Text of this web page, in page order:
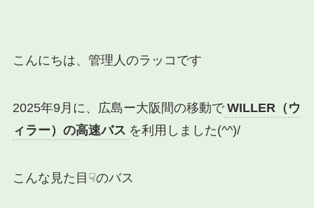
こんにちは、管理人のラッコです
2025年9月に、広島ー大阪間の移動で WILLER（ウ
ィラー）の高速バス を利用しました(^^)/
こんな見た目☟のバス